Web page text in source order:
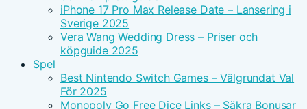
iPhone 17 Pro Max Release Date – Lansering i
Sverige 2025
Vera Wang Wedding Dress – Priser och
köpguide 2025
Spel
Best Nintendo Switch Games – Välgrundat Val
För 2025
Monopoly Go Free Dice Links – Säkra Bonusar